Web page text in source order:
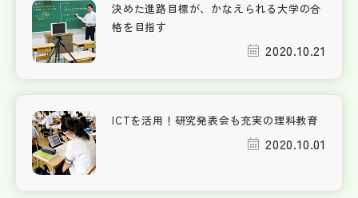
決めた進路目標が、かなえられる大学の合
格を目指す
2020.10.21
ICTを活用！研究発表会も充実の理科教育
2020.10.01